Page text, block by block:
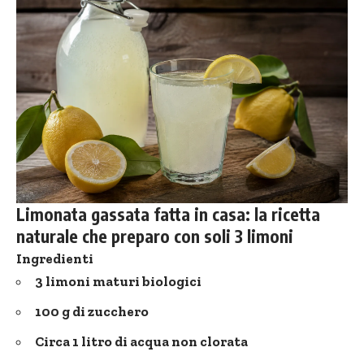
Limonata gassata fatta in casa: la ricetta
naturale che preparo con soli 3 limoni
Ingredienti
3 limoni maturi biologici
100 g di zucchero
Circa 1 litro di acqua non clorata